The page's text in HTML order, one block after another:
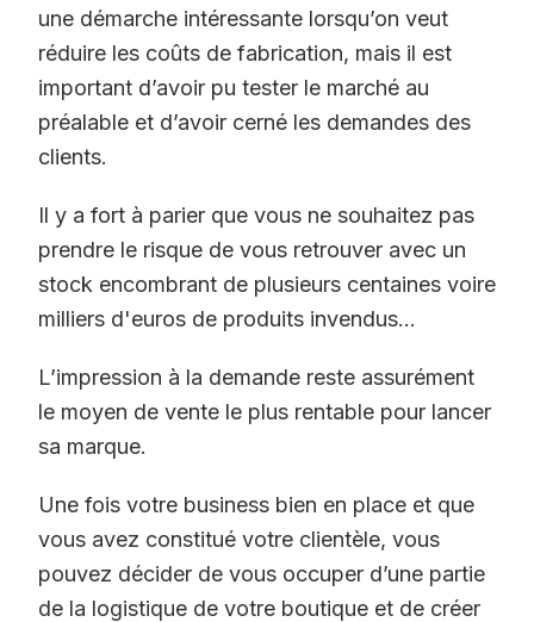
une démarche intéressante lorsqu’on veut
réduire les coûts de fabrication, mais il est
important d’avoir pu tester le marché au
préalable et d’avoir cerné les demandes des
clients.
Il y a fort à parier que vous ne souhaitez pas
prendre le risque de vous retrouver avec un
stock encombrant de plusieurs centaines voire
milliers d'euros de produits invendus...
L’impression à la demande reste assurément
le moyen de vente le plus rentable pour lancer
sa marque.
Une fois votre business bien en place et que
vous avez constitué votre clientèle, vous
pouvez décider de vous occuper d’une partie
de la logistique de votre boutique et de créer